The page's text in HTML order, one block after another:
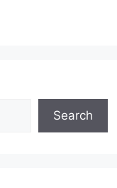
Search